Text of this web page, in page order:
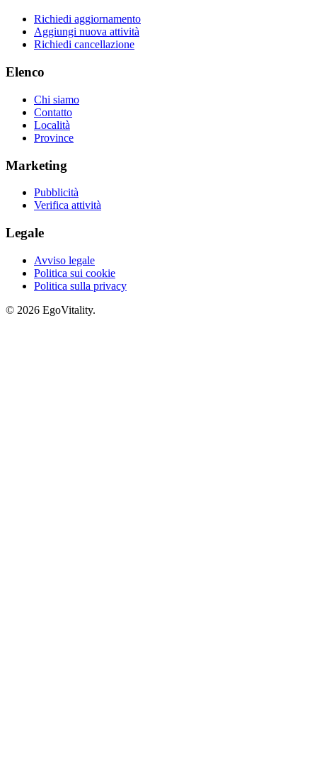
Richiedi aggiornamento
Aggiungi nuova attività
Richiedi cancellazione
Elenco
Chi siamo
Contatto
Località
Province
Marketing
Pubblicità
Verifica attività
Legale
Avviso legale
Politica sui cookie
Politica sulla privacy
© 2026 EgoVitality.